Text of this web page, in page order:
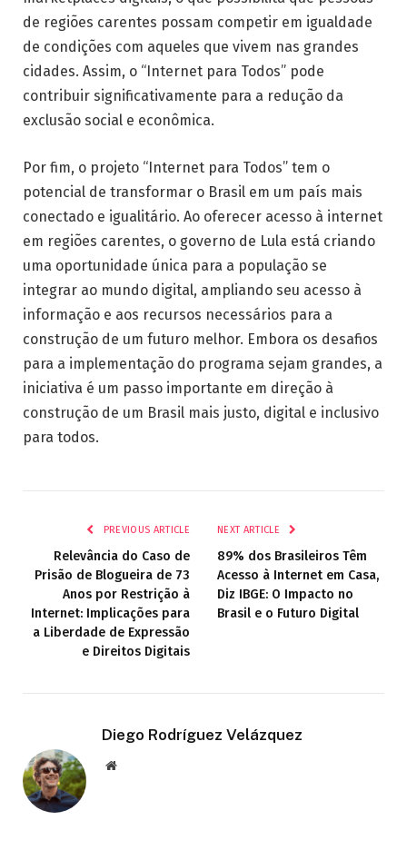
de regiões carentes possam competir em igualdade
de condições com aqueles que vivem nas grandes
cidades. Assim, o “Internet para Todos” pode
contribuir significativamente para a redução da
exclusão social e econômica.
Por fim, o projeto “Internet para Todos” tem o
potencial de transformar o Brasil em um país mais
conectado e igualitário. Ao oferecer acesso à internet
em regiões carentes, o governo de Lula está criando
uma oportunidade única para a população se
integrar ao mundo digital, ampliando seu acesso à
informação e aos recursos necessários para a
construção de um futuro melhor. Embora os desafios
para a implementação do programa sejam grandes, a
iniciativa é um passo importante em direção à
construção de um Brasil mais justo, digital e inclusivo
para todos.
PREVIOUS ARTICLE
Relevância do Caso de
Prisão de Blogueira de 73
Anos por Restrição à
Internet: Implicações para
a Liberdade de Expressão
e Direitos Digitais
NEXT ARTICLE
89% dos Brasileiros Têm
Acesso à Internet em Casa,
Diz IBGE: O Impacto no
Brasil e o Futuro Digital
Diego Rodríguez Velázquez
Website